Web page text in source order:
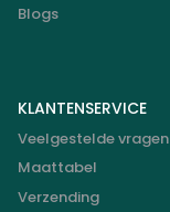
Blogs
KLANTENSERVICE
Veelgestelde vragen
Maattabel
Verzending